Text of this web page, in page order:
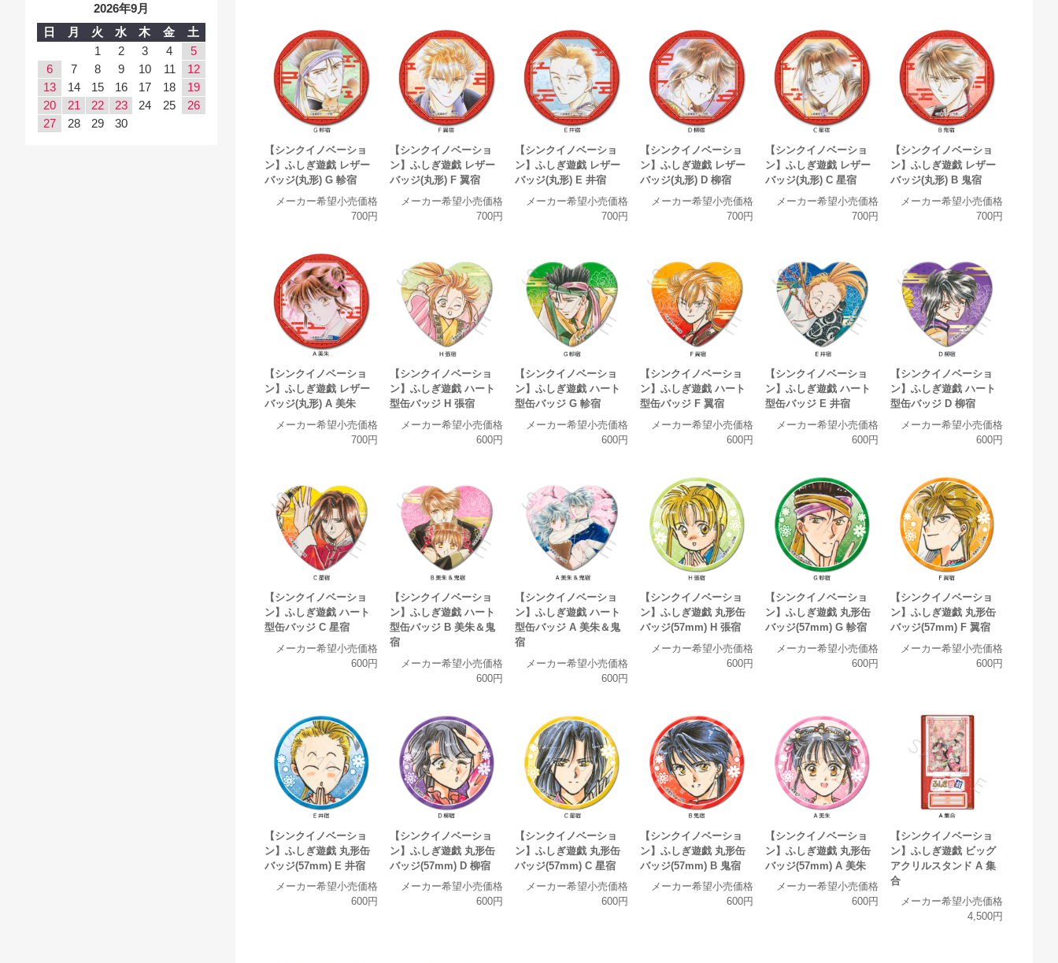
【シンクイノベーショ
ン】ふしぎ遊戯 レザー
バッジ(丸形) G 軫宿
メーカー希望小売価格
700円
【シンクイノベーショ
ン】ふしぎ遊戯 レザー
バッジ(丸形) F 翼宿
メーカー希望小売価格
700円
【シンクイノベーショ
ン】ふしぎ遊戯 レザー
バッジ(丸形) E 井宿
メーカー希望小売価格
700円
【シンクイノベーショ
ン】ふしぎ遊戯 レザー
バッジ(丸形) D 柳宿
メーカー希望小売価格
700円
【シンクイノベーショ
ン】ふしぎ遊戯 レザー
バッジ(丸形) C 星宿
メーカー希望小売価格
700円
【シンクイノベーショ
ン】ふしぎ遊戯 レザー
バッジ(丸形) B 鬼宿
メーカー希望小売価格
700円
【シンクイノベーショ
ン】ふしぎ遊戯 レザー
バッジ(丸形) A 美朱
メーカー希望小売価格
700円
【シンクイノベーショ
ン】ふしぎ遊戯 ハート
型缶バッジ H 張宿
メーカー希望小売価格
600円
【シンクイノベーショ
ン】ふしぎ遊戯 ハート
型缶バッジ G 軫宿
メーカー希望小売価格
600円
【シンクイノベーショ
ン】ふしぎ遊戯 ハート
型缶バッジ F 翼宿
メーカー希望小売価格
600円
【シンクイノベーショ
ン】ふしぎ遊戯 ハート
型缶バッジ E 井宿
メーカー希望小売価格
600円
【シンクイノベーショ
ン】ふしぎ遊戯 ハート
型缶バッジ D 柳宿
メーカー希望小売価格
600円
【シンクイノベーショ
ン】ふしぎ遊戯 ハート
型缶バッジ C 星宿
メーカー希望小売価格
600円
【シンクイノベーショ
ン】ふしぎ遊戯 ハート
型缶バッジ B 美朱＆鬼
宿
メーカー希望小売価格
600円
【シンクイノベーショ
ン】ふしぎ遊戯 ハート
型缶バッジ A 美朱＆鬼
宿
メーカー希望小売価格
600円
【シンクイノベーショ
ン】ふしぎ遊戯 丸形缶
バッジ(57mm) H 張宿
メーカー希望小売価格
600円
【シンクイノベーショ
ン】ふしぎ遊戯 丸形缶
バッジ(57mm) G 軫宿
メーカー希望小売価格
600円
【シンクイノベーショ
ン】ふしぎ遊戯 丸形缶
バッジ(57mm) F 翼宿
メーカー希望小売価格
600円
【シンクイノベーショ
ン】ふしぎ遊戯 丸形缶
バッジ(57mm) E 井宿
メーカー希望小売価格
600円
【シンクイノベーショ
ン】ふしぎ遊戯 丸形缶
バッジ(57mm) D 柳宿
メーカー希望小売価格
600円
【シンクイノベーショ
ン】ふしぎ遊戯 丸形缶
バッジ(57mm) C 星宿
メーカー希望小売価格
600円
【シンクイノベーショ
ン】ふしぎ遊戯 丸形缶
バッジ(57mm) B 鬼宿
メーカー希望小売価格
600円
【シンクイノベーショ
ン】ふしぎ遊戯 丸形缶
バッジ(57mm) A 美朱
メーカー希望小売価格
600円
【シンクイノベーショ
ン】ふしぎ遊戯 ビッグ
アクリルスタンド A 集
合
メーカー希望小売価格
4,500円
2026年9月
日
月 火 水 木 金
土
1
2 3 4
5
6
7 8 9 10 11
12
13
14 15 16 17 18
19
20
21 22 23 24 25
26
27
28 29 30